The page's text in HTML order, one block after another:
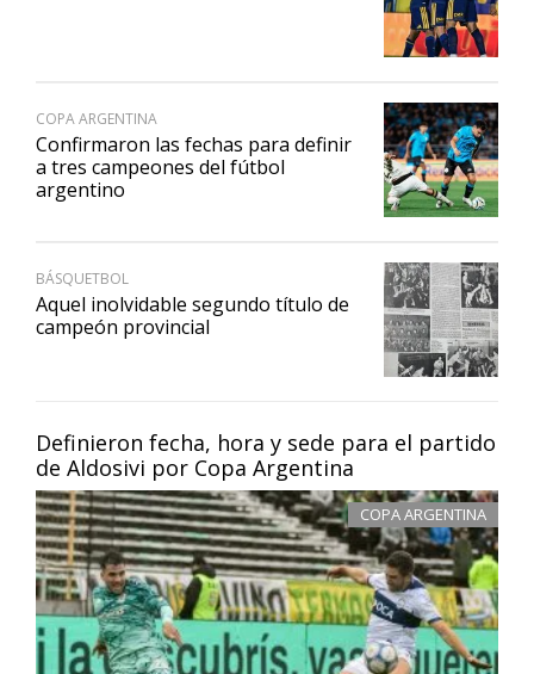
Definieron fecha, hora y sede para el partido
de Aldosivi por Copa Argentina
COPA ARGENTINA
COPA ARGENTINA
Confirmaron las fechas para definir
a tres campeones del fútbol
argentino
BÁSQUETBOL
Aquel inolvidable segundo título de
campeón provincial